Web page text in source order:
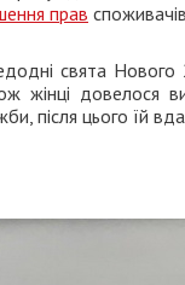
прав
свята
жінці довелося
після цього їй